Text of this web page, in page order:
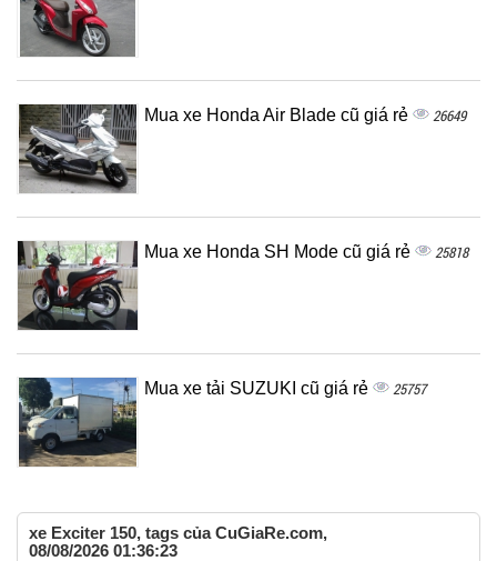
Mua xe Honda Air Blade cũ giá rẻ 26649
Mua xe Honda SH Mode cũ giá rẻ 25818
Mua xe tải SUZUKI cũ giá rẻ 25757
xe Exciter 150, tags của CuGiaRe.com,
08/08/2026 01:36:23